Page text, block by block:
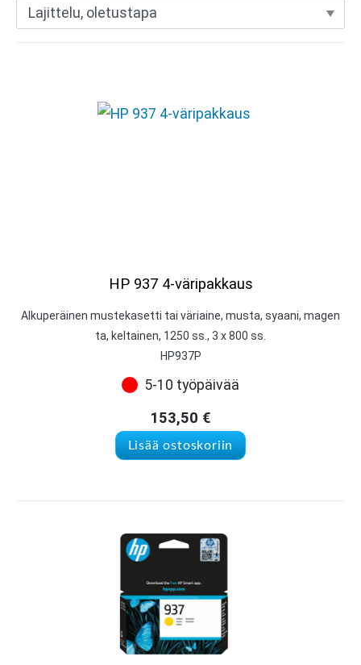
HP 937 4-väripakkaus
Alkuperäinen mustekasetti tai väriaine, musta, syaani, magen
ta, keltainen, 1250 ss., 3 x 800 ss.
HP937P
5-10 työpäivää
153,50 €
Lisää ostoskoriin